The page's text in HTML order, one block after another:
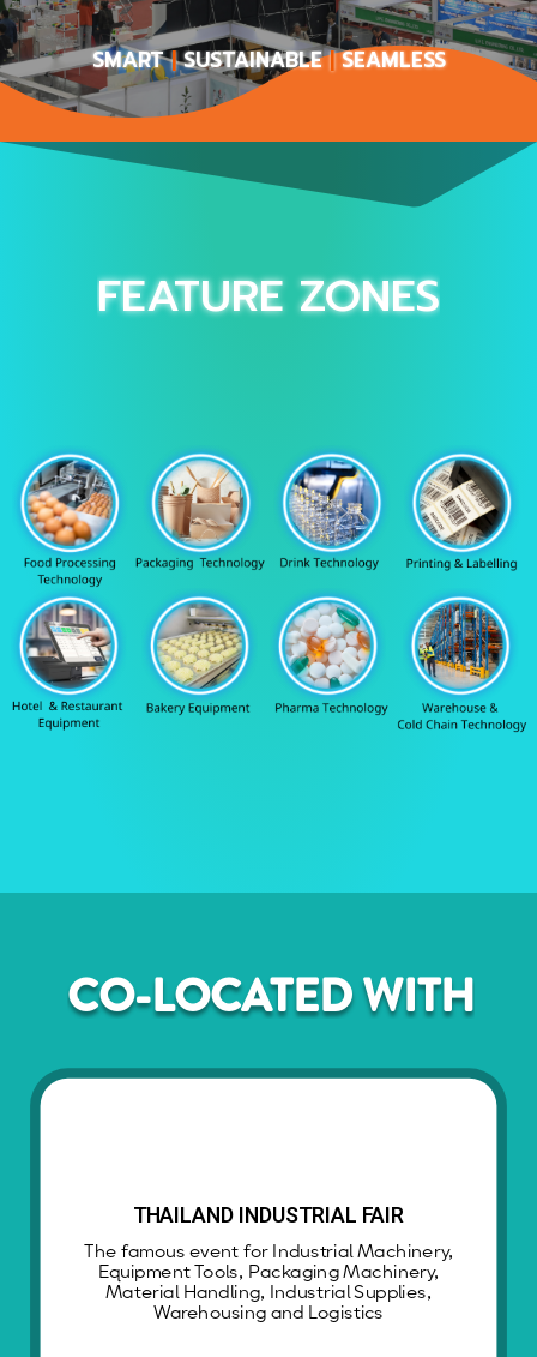
SMART|SUSTAINABLE|SEAMLESS
FEATURE ZONES
CO-LOCATED WITH
THAILAND INDUSTRIAL FAIR
The famous event for Industrial Machinery,
Equipment Tools, Packaging Machinery,
Material Handling, Industrial Supplies,
Warehousing and Logistics